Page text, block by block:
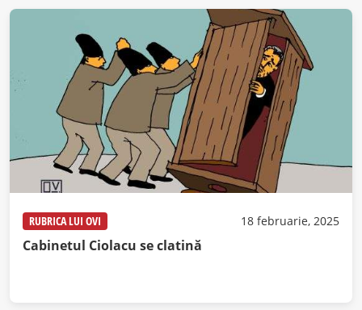
RUBRICA LUI OVI 18 februarie, 2025
Cabinetul Ciolacu se clatină